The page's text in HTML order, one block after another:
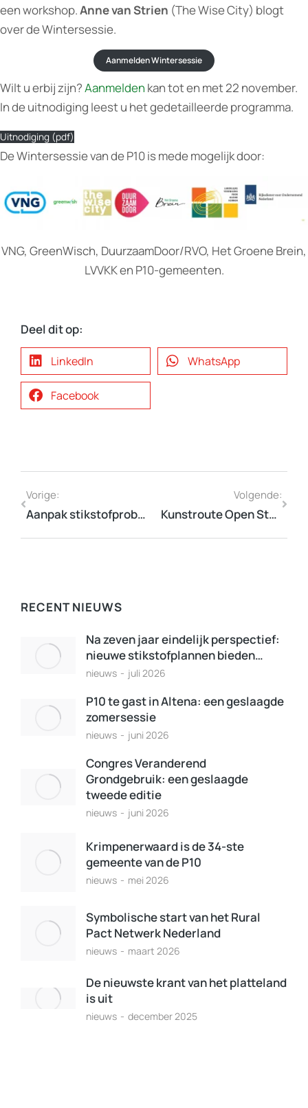
een workshop.Anne van Strien (The Wise City) blogt
over de Wintersessie.
Aanmelden Wintersessie
Wilt u erbij zijn?Aanmelden kan tot en met 22 november.
In de uitnodiging leest u het gedetailleerde programma.
Uitnodiging (pdf)
De Wintersessie van de P10 is mede mogelijk door:
VNG, GreenWisch, DuurzaamDoor/RVO, Het Groene Brein,
LVVKK en P10-gemeenten.
Deel dit op:
LinkedIn WhatsApp
Facebook
Vorige:
Aanpak stikstofproblematiek: stel heldere kaders en betrek de P10
Volgende:
Kunstroute Open Stal wint Henk Aalderink-prijs 2019
RECENT NIEUWS
Na zeven jaar eindelijk perspectief:
nieuwe stikstofplannen bieden…
nieuws juli 2026
P10 te gast in Altena: een geslaagde
zomersessie
nieuws juni 2026
Congres Veranderend
Grondgebruik: een geslaagde
tweede editie
nieuws juni 2026
Krimpenerwaard is de 34-ste
gemeente van de P10
nieuws mei 2026
Symbolische start van het Rural
Pact Netwerk Nederland
nieuws maart 2026
De nieuwste krant van het platteland
is uit
nieuws december 2025